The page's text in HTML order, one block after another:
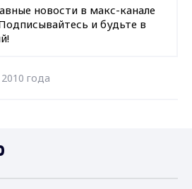
новости в макс-канале
и будьте в
года